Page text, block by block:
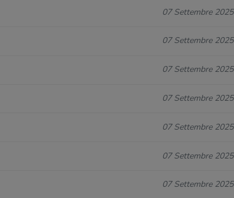
07 Settembre 2025
07 Settembre 2025
07 Settembre 2025
07 Settembre 2025
07 Settembre 2025
07 Settembre 2025
07 Settembre 2025